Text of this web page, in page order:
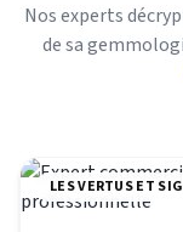
Nos experts
de sa
LES VERTUS ET